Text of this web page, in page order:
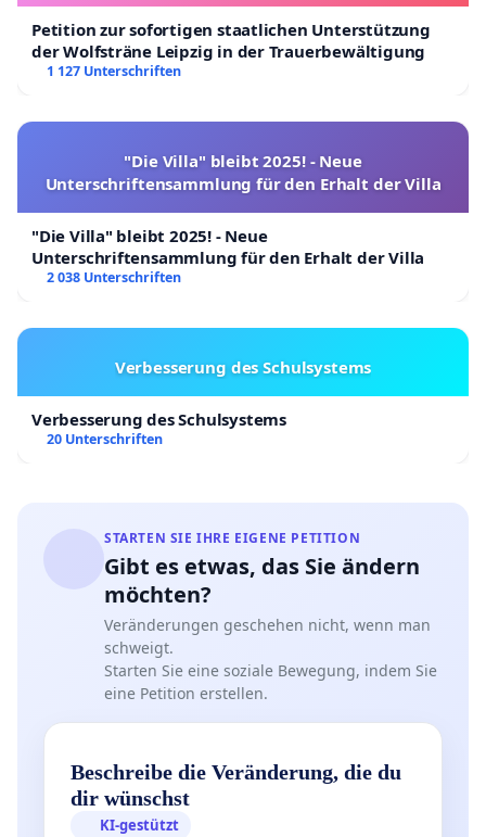
Petition zur sofortigen staatlichen Unterstützung
der Wolfsträne Leipzig in der Trauerbewältigung
1 127 Unterschriften
"Die Villa" bleibt 2025! - Neue
Unterschriftensammlung für den Erhalt der Villa
"Die Villa" bleibt 2025! - Neue
Unterschriftensammlung für den Erhalt der Villa
2 038 Unterschriften
Verbesserung des Schulsystems
Verbesserung des Schulsystems
20 Unterschriften
STARTEN SIE IHRE EIGENE PETITION
Gibt es etwas, das Sie ändern
möchten?
Veränderungen geschehen nicht, wenn man
schweigt.
Starten Sie eine soziale Bewegung, indem Sie
eine Petition erstellen.
Beschreibe die Veränderung, die du
dir wünschst
KI-gestützt